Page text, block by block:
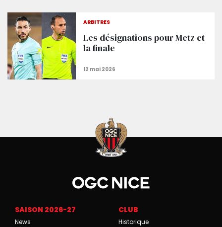
ARBITRES
Les désignations pour Metz et
la finale
SAISON 2026-27
News
CLUB
Historique